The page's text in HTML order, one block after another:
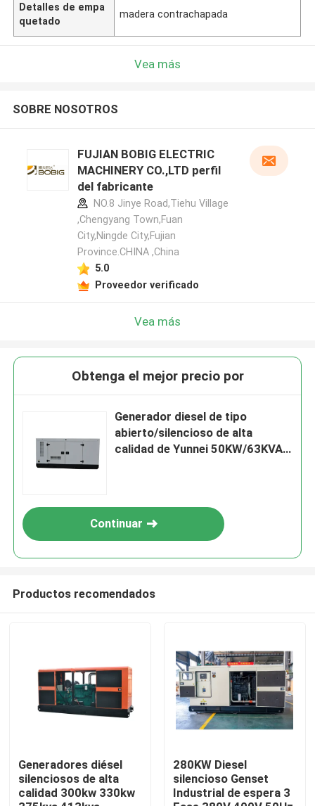
Hogar
Productos
Vídeos
Detalles de empa
quetado
madera contrachapada
Vea más
SOBRE NOSOTROS
FUJIAN BOBIG ELECTRIC
MACHINERY CO.,LTD perfil
del fabricante
NO.8 Jinye Road,Tiehu Village
,Chengyang Town,Fuan
City,Ningde City,Fujian
Province.CHINA ,China
5.0
Proveedor verificado
Vea más
Obtenga el mejor precio por
Generador diesel de tipo
abierto/silencioso de alta
calidad de Yunnei 50KW/63KVA
Continuar
Productos recomendados
Generadores diésel
silenciosos de alta
calidad 300kw 330kw
280KW Diesel
silencioso Genset
Industrial de espera 3